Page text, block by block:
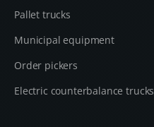
Pallet trucks
Municipal equipment
Order pickers
Electric counterbalance trucks